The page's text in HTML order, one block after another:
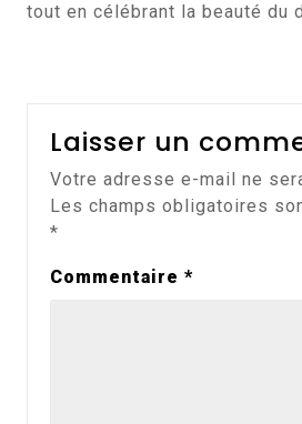
tout en célébrant la beauté du
Laisser un
Votre adresse e-mail ne
Les champs obligatoires
*
Commentaire *